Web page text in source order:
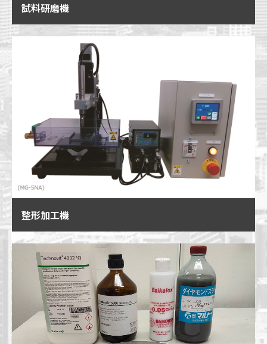
試料研磨機
整形加工機